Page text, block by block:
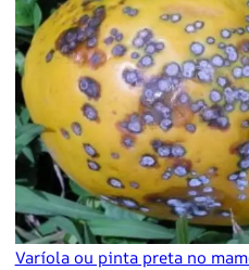
Varíola ou pinta preta no